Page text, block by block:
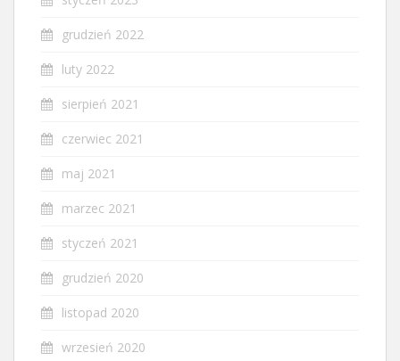
grudzień 2022
luty 2022
sierpień 2021
czerwiec 2021
maj 2021
marzec 2021
styczeń 2021
grudzień 2020
listopad 2020
wrzesień 2020